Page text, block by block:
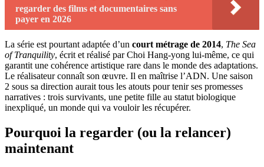
regarder des films et documentaires sans
payer en 2026
La série est pourtant adaptée d’un court métrage de 2014, The Sea
of Tranquility, écrit et réalisé par Choi Hang-yong lui-même, ce qui
garantit une cohérence artistique rare dans le monde des adaptations.
Le réalisateur connaît son œuvre. Il en maîtrise l’ADN. Une saison
2 sous sa direction aurait tous les atouts pour tenir ses promesses
narratives : trois survivants, une petite fille au statut biologique
inexpliqué, un monde qui va vouloir les récupérer.
Pourquoi la regarder (ou la relancer)
maintenant